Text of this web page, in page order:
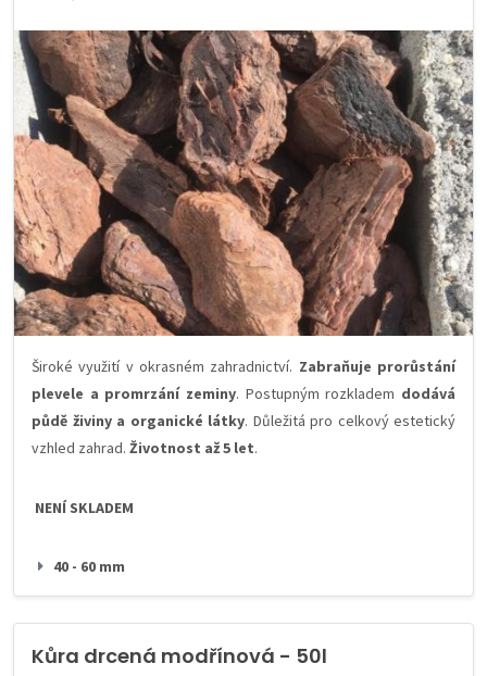
Široké využití v okrasném zahradnictví. Zabraňuje prorůstání
plevele a promrzání zeminy. Postupným rozkladem dodává
půdě živiny a organické látky. Důležitá pro celkový estetický
vzhled zahrad. Životnost až 5 let.
NENÍ SKLADEM
40 - 60 mm
Kůra drcená modřínová - 50l